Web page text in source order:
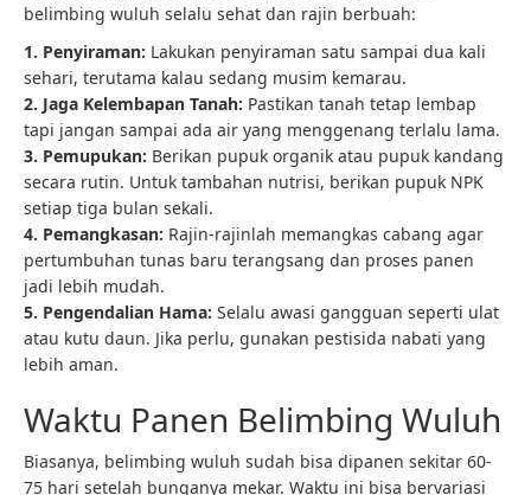
belimbing wuluh selalu sehat dan rajin berbuah:
1. Penyiraman: Lakukan penyiraman satu sampai dua kali
sehari, terutama kalau sedang musim kemarau.
2. Jaga Kelembapan Tanah: Pastikan tanah tetap lembap
tapi jangan sampai ada air yang menggenang terlalu lama.
3. Pemupukan: Berikan pupuk organik atau pupuk kandang
secara rutin. Untuk tambahan nutrisi, berikan pupuk NPK
setiap tiga bulan sekali.
4. Pemangkasan: Rajin-rajinlah memangkas cabang agar
pertumbuhan tunas baru terangsang dan proses panen
jadi lebih mudah.
5. Pengendalian Hama: Selalu awasi gangguan seperti ulat
atau kutu daun. Jika perlu, gunakan pestisida nabati yang
lebih aman.
Waktu Panen Belimbing Wuluh
Biasanya, belimbing wuluh sudah bisa dipanen sekitar 60-
75 hari setelah bunganya mekar. Waktu ini bisa bervariasi